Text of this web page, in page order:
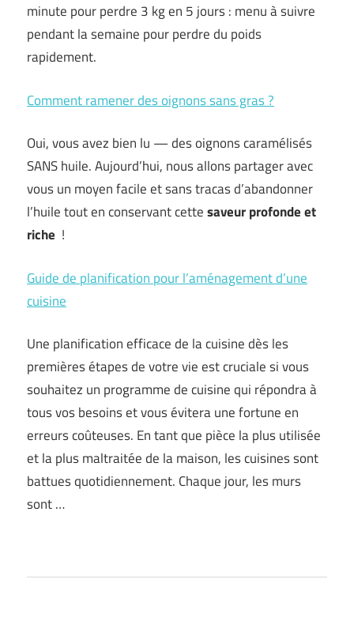
minute pour perdre 3 kg en 5 jours : menu à suivre
pendant la semaine pour perdre du poids
rapidement.
Comment ramener des oignons sans gras ?
Oui, vous avez bien lu — des oignons caramélisés
SANS huile. Aujourd’hui, nous allons partager avec
vous un moyen facile et sans tracas d’abandonner
l’huile tout en conservant cettesaveur profonde et
riche !
Guide de planification pour l’aménagement d’une
cuisine
Une planification efficace de la cuisine dès les
premières étapes de votre vie est cruciale si vous
souhaitez un programme de cuisine qui répondra à
tous vos besoins et vous évitera une fortune en
erreurs coûteuses. En tant que pièce la plus utilisée
et la plus maltraitée de la maison, les cuisines sont
battues quotidiennement. Chaque jour, les murs
sont …